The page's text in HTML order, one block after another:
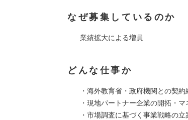
なぜ募集しているのか
業績拡大による増員
どんな仕事か
・海外教育省・政府機関との契
・現地パートナー企業の開拓・マ
・市場調査に基づく事業戦略の立